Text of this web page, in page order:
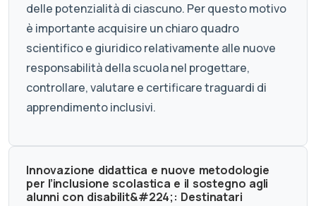
delle potenzialità di ciascuno. Per questo motivo
è importante acquisire un chiaro quadro
scientifico e giuridico relativamente alle nuove
responsabilità della scuola nel progettare,
controllare, valutare e certificare traguardi di
apprendimento inclusivi.
Innovazione didattica e nuove metodologie
per l’inclusione scolastica e il sostegno agli
alunni con disabilit&#224;: Destinatari